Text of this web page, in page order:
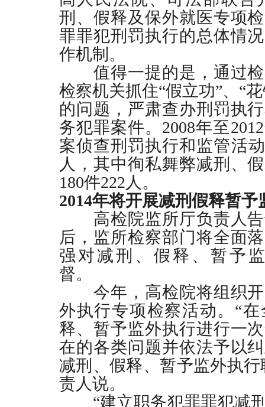
刑、假释及保外就医专项
罪罪犯刑罚执行的总体情
作机制。
值得一提的是，通过检
检察机关抓住“假立功”、“
的问题，严肃查办刑罚执
务犯罪案件。 2008年至2012
案侦查刑罚执行和监管活
人，其中徇私舞弊减刑、
180件222人。
2014年将开展减刑假释暂
高检院监所厅负责人告
后，监所检察部门将全面
强对减刑、假释、暂予
督。
今年，高检院将组织开
外执行专项检察活动。“
释、暂予监外执行进行一
在的各类问题并依法予以
减刑、假释、暂予监外执
责人说。
“建立职务犯罪罪犯减刑